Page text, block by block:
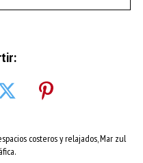
costeros y relajados, Mar zul